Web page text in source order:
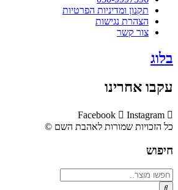
תקנון ומדיניות הפרטיות
הצהרת נגישות
צור קשר
בלוג
עקבו אחרינו
Facebook
Instagram
כל הזכויות שמורות לאהבת השם ©​
חיפוש
Search
...